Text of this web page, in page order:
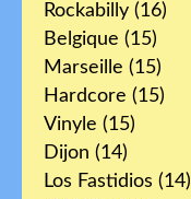
Rockabilly (16)
Belgique (15)
Marseille (15)
Hardcore (15)
Vinyle (15)
Dijon (14)
Los Fastidios (14)